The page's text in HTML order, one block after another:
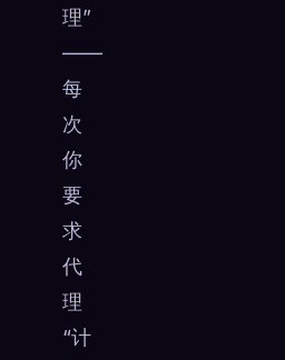
理”
——
每
次
你
要
求
代
理
“计